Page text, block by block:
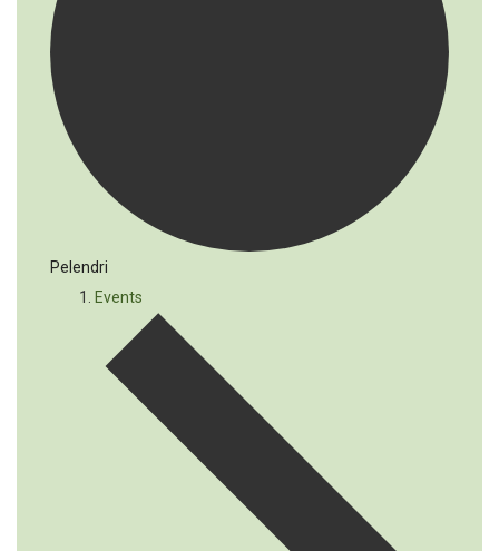
Pelendri
Events